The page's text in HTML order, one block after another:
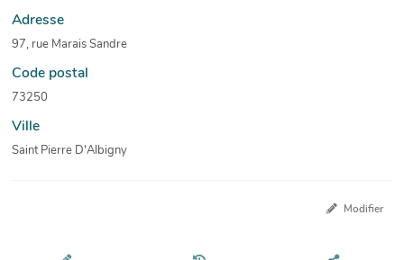
Adresse
97, rue Marais Sandre
Code postal
73250
Ville
Saint Pierre D'Albigny
Modifier